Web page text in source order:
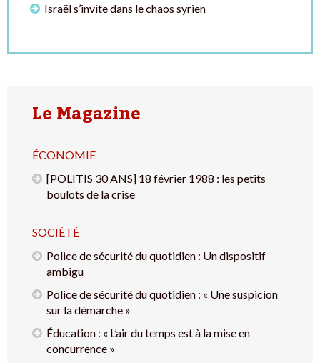
Israël s’invite dans le chaos syrien
Le Magazine
ÉCONOMIE
[POLITIS 30 ANS] 18 février 1988 : les petits
boulots de la crise
SOCIÉTÉ
Police de sécurité du quotidien : Un dispositif
ambigu
Police de sécurité du quotidien : « Une suspicion
sur la démarche »
Éducation : « L’air du temps est à la mise en
concurrence »